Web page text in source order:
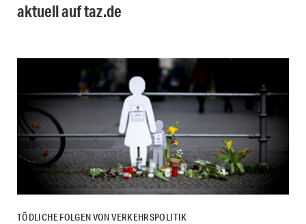
aktuell auf taz.de
TÖDLICHE FOLGEN VON VERKEHRSPOLITIK